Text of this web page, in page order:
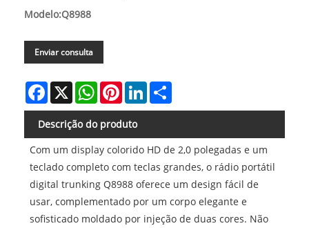
Modelo:Q8988
Enviar consulta
Facebook
X WhatsAppPinterestLinkedIn
Descrição do produto
Com um display colorido HD de 2,0 polegadas e um
teclado completo com teclas grandes, o rádio portátil
digital trunking Q8988 oferece um design fácil de
usar, complementado por um corpo elegante e
sofisticado moldado por injeção de duas cores. Não